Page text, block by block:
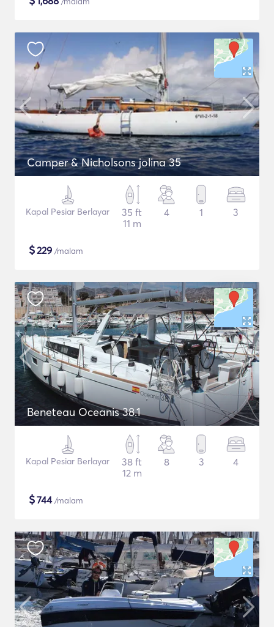
Camper & Nicholsons jolina 35
Kapal Pesiar Berlayar
35 ft
11 m
4 1 3
$229 /malam
Beneteau Oceanis 38.1
Kapal Pesiar Berlayar
38 ft
12 m
8 3 4
$744/malam